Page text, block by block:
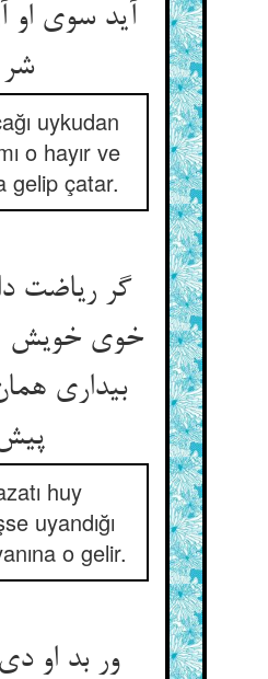
آید سوی او
شر
uykudan
o hayır ve
gelip çatar.
گر ریاضت
خوی
بیداری
پیش
huy
uyandığı
o gelir.
ور بد او